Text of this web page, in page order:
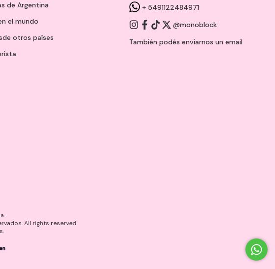
de Argentina
el mundo
otros países
+ 5491122484971
@monoblock
También podés enviarnos un email
All rights reserved.